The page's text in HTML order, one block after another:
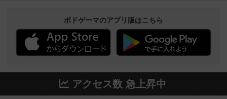
ボドゲーマのアプリ版はこちら
アクセス数 急上昇中